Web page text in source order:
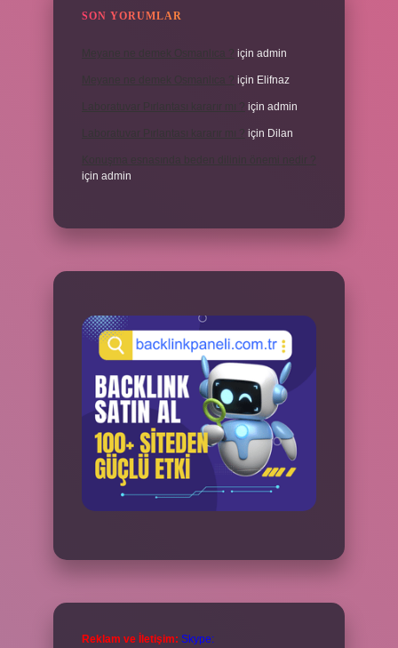
SON YORUMLAR
için admin
için Elifnaz
için admin
için Dilan
için admin
Reklam ve İletişim: Skype: